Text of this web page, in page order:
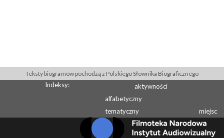
Teksty biogramów pochodzą z Polskiego Słownika Biograficznego
Indeksy:
aktywności
alfabetyczny
tematyczny
miejsc